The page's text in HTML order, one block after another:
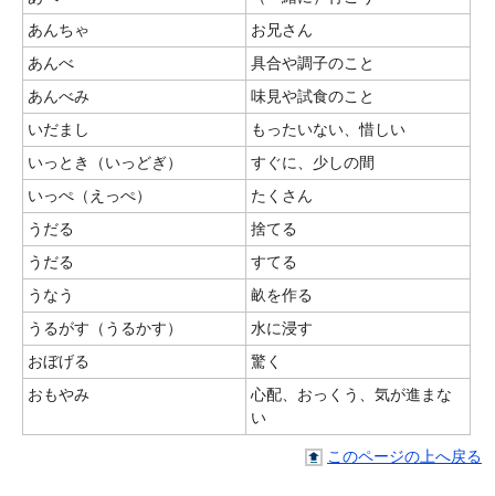
あんちゃ
お兄さん
あんべ
具合や調子のこと
あんべみ
味見や試食のこと
いだまし
もったいない、惜しい
いっとき（いっどぎ）
すぐに、少しの間
いっぺ（えっぺ）
たくさん
うだる
捨てる
うだる
すてる
うなう
畝を作る
うるがす（うるかす）
水に浸す
おぼげる
驚く
おもやみ
心配、おっくう、気が進まな
い
このページの上へ戻る